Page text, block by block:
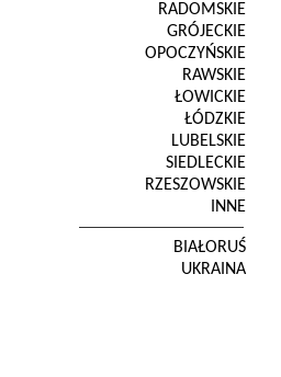
RADOMSKIE
GRÓJECKIE
OPOCZYŃSKIE
RAWSKIE
ŁOWICKIE
ŁÓDZKIE
LUBELSKIE
SIEDLECKIE
RZESZOWSKIE
INNE
BIAŁORUŚ
UKRAINA